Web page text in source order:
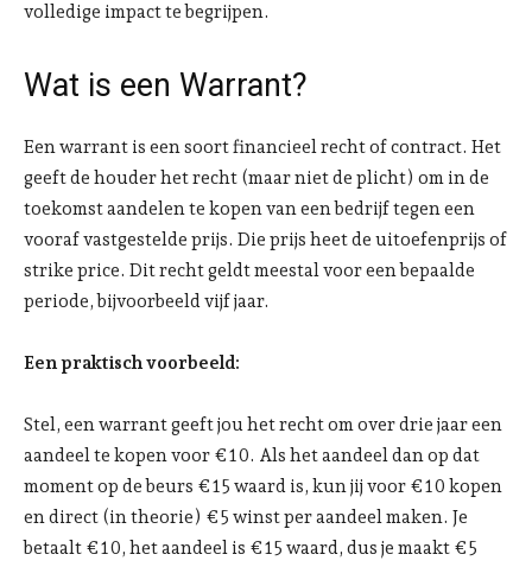
volledige impact te begrijpen.
Wat is een Warrant?
Een warrant is een soort financieel recht of contract. Het
geeft de houder het recht (maar niet de plicht) om in de
toekomst aandelen te kopen van een bedrijf tegen een
vooraf vastgestelde prijs. Die prijs heet de uitoefenprijs of
strike price. Dit recht geldt meestal voor een bepaalde
periode, bijvoorbeeld vijf jaar.
Een praktisch voorbeeld:
Stel, een warrant geeft jou het recht om over drie jaar een
aandeel te kopen voor €10. Als het aandeel dan op dat
moment op de beurs €15 waard is, kun jij voor €10 kopen
en direct (in theorie) €5 winst per aandeel maken. Je
betaalt €10, het aandeel is €15 waard, dus je maakt €5